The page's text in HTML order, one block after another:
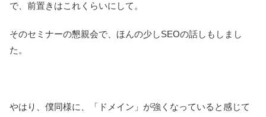
で、前置きはこれくらいにして。
そのセミナーの懇親会で、ほんの少しSEOの話しもしまし
た。
やはり、僕同様に、「ドメイン」が強くなっていると感じて